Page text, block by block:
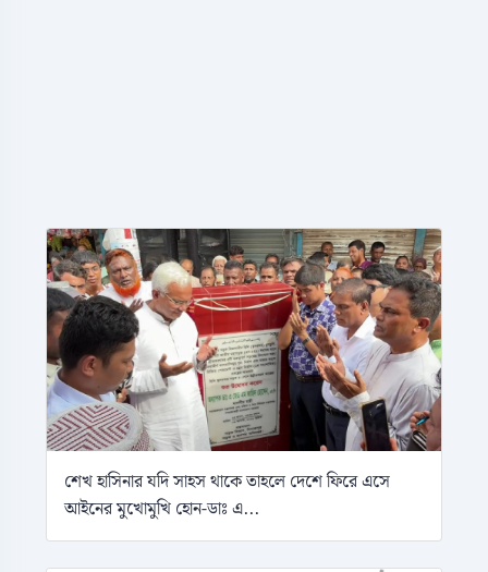
শেখ হাসিনার যদি সাহস থাকে তাহলে দেশে ফিরে এসে
আইনের মুখোমুখি হোন-ডাঃ এ...